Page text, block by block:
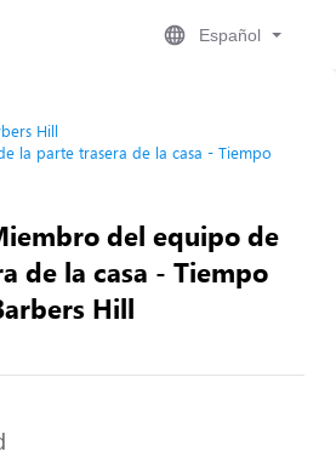
Español
Hill
la parte trasera de la casa - Tiempo
del equipo de
de la casa - Tiempo
Hill